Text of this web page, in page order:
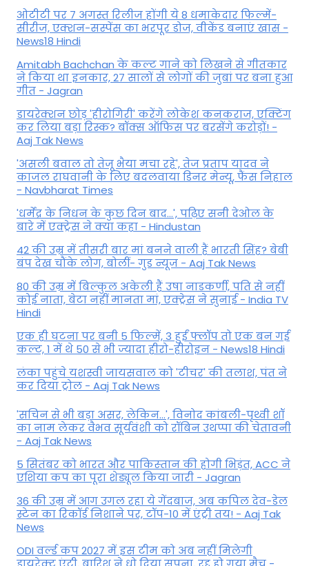
ओटीटी पर 7 अगस्त रिलीज होंगी ये 8 धमाकेदार फिल्में-
सीरीज, एक्शन-सस्पेंस का भरपूर डोज, वीकेंड बनाएं खास -
News18 Hindi
Amitabh Bachchan के कल्ट गाने को लिखने से गीतकार
ने किया था इनकार, 27 सालों से लोगों की जुबां पर बना हुआ
गीत - Jagran
डायरेक्शन छोड़ 'हीरोगिरी' करेंगे लोकेश कनकराज, एक्टिंग
कर लिया बड़ा रिस्क? बॉक्स ऑफिस पर बरसेंगे करोड़ों! -
Aaj Tak News
'असली बवाल तो तेजू भैया मचा रहे', तेज प्रताप यादव ने
काजल राघवानी के लिए बदलवाया डिनर मेन्यू, फैंस न‍िहाल
- Navbharat Times
'धर्मेंद्र के निधन के कुछ दिन बाद...', पढ़िए सनी देओल के
बारे में एक्ट्रेस ने क्या कहा - Hindustan
42 की उम्र में तीसरी बार मां बनने वाली हैं भारती सिंह? बेबी
बंप देख चौंके लोग, बोलीं- गुड न्यूज - Aaj Tak News
80 की उम्र में बिल्कुल अकेली हैं उषा नाडकर्णी, पति से नहीं
कोई नाता, बेटा नहीं मानता मां, एक्ट्रेस ने सुनाई - India TV
Hindi
एक ही घटना पर बनी 5 फिल्में, 3 हुईं फ्लॉप तो एक बन गई
कल्ट, 1 में थे 50 से भी ज्यादा हीरो-हीरोइन - News18 Hindi
लंका पहुंचे यशस्वी जायसवाल को 'टीचर' की तलाश, पंत ने
कर द‍िया ट्रोल - Aaj Tak News
'सचिन से भी बड़ा असर, लेकिन...', व‍िनोद कांबली-पृथ्वी शॉ
का नाम लेकर वैभव सूर्यवंशी को रॉबिन उथप्पा की चेतावनी
- Aaj Tak News
5 सितंबर को भारत और पाकिस्‍तान की होगी भिड़ंत, ACC ने
एशिया कप का पूरा शेड्यूल किया जारी - Jagran
36 की उम्र में आग उगल रहा ये गेंदबाज, अब कपिल देव-डेल
स्टेन का रिकॉर्ड निशाने पर, टॉप-10 में एंट्री तय! - Aaj Tak
News
ODI वर्ल्ड कप 2027 में इस टीम को अब नहीं मिलेगी